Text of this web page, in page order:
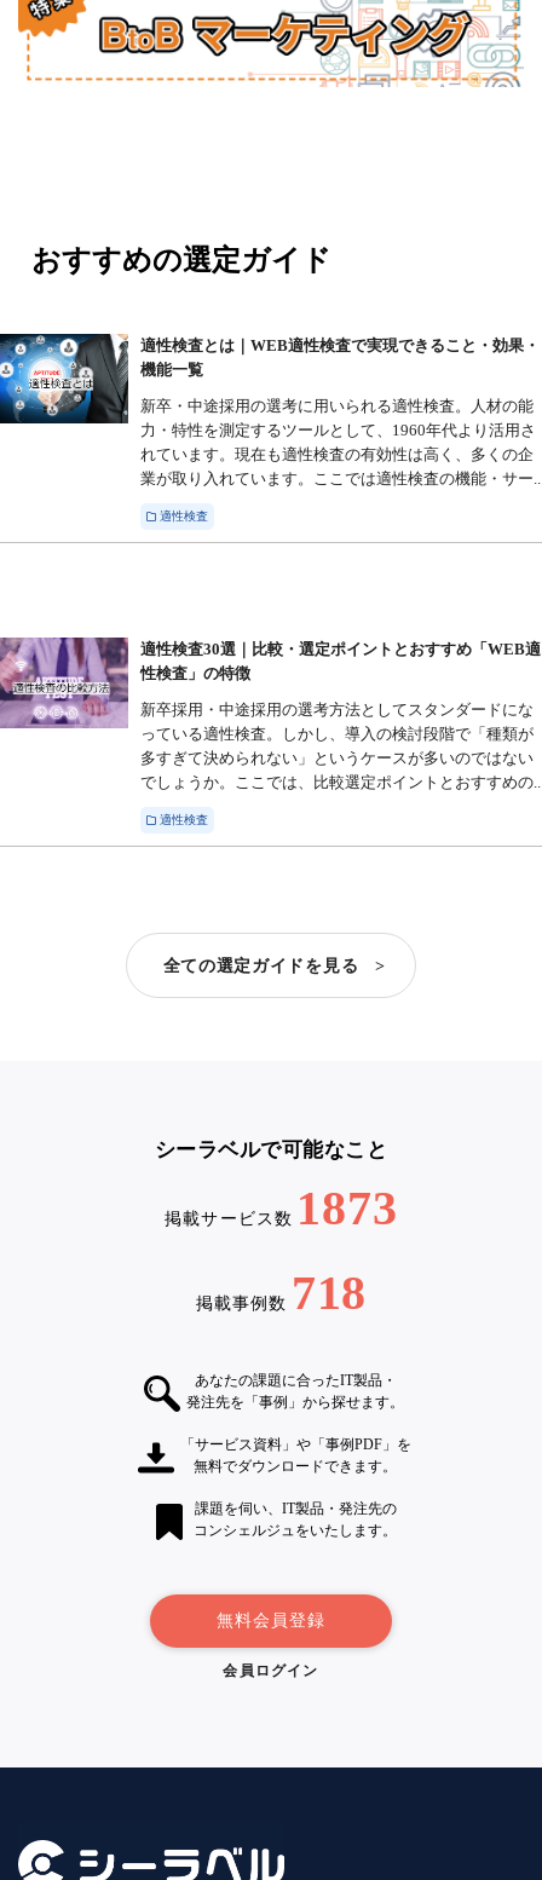
おすすめの選定ガイド
適性検査とは｜WEB適性検査で実現できること・効果・
機能一覧
新卒・中途採用の選考に用いられる適性検査。人材の能
力・特性を測定するツールとして、1960年代より活用さ
れています。現在も適性検査の有効性は高く、多くの企
業が取り入れています。ここでは適性検査の機能・サー
適性検査
適性検査30選｜比較・選定ポイントとおすすめ「WEB適
性検査」の特徴
新卒採用・中途採用の選考方法としてスタンダードにな
っている適性検査。しかし、導入の検討段階で「種類が
多すぎて決められない」というケースが多いのではない
でしょうか。ここでは、比較選定ポイントとおすすめの
適性検査
全ての選定ガイドを見る >
シーラベルで可能なこと
掲載サービス数 1873
掲載事例数 718
あなたの課題に合ったIT製品・
発注先を「事例」から探せます。
「サービス資料」や「事例PDF」を
無料でダウンロードできます。
課題を伺い、IT製品・発注先の
コンシェルジュをいたします。
無料会員登録
会員ログイン